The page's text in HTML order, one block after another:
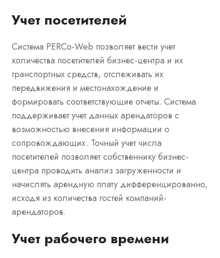
Учет посетителей
Система PERCo-Web позволяет вести учет
количества посетителей бизнес-центра и их
транспортных средств, отслеживать их
передвижения и местонахождение и
формировать соответствующие отчеты. Система
поддерживает учет данных арендаторов с
возможностью внесения информации о
сопровождающих. Точный учет числа
посетителей позволяет собственнику бизнес-
центра проводить анализ загруженности и
начислять арендную плату дифференцированно,
исходя из количества гостей компаний-
арендаторов.
Учет рабочего времени